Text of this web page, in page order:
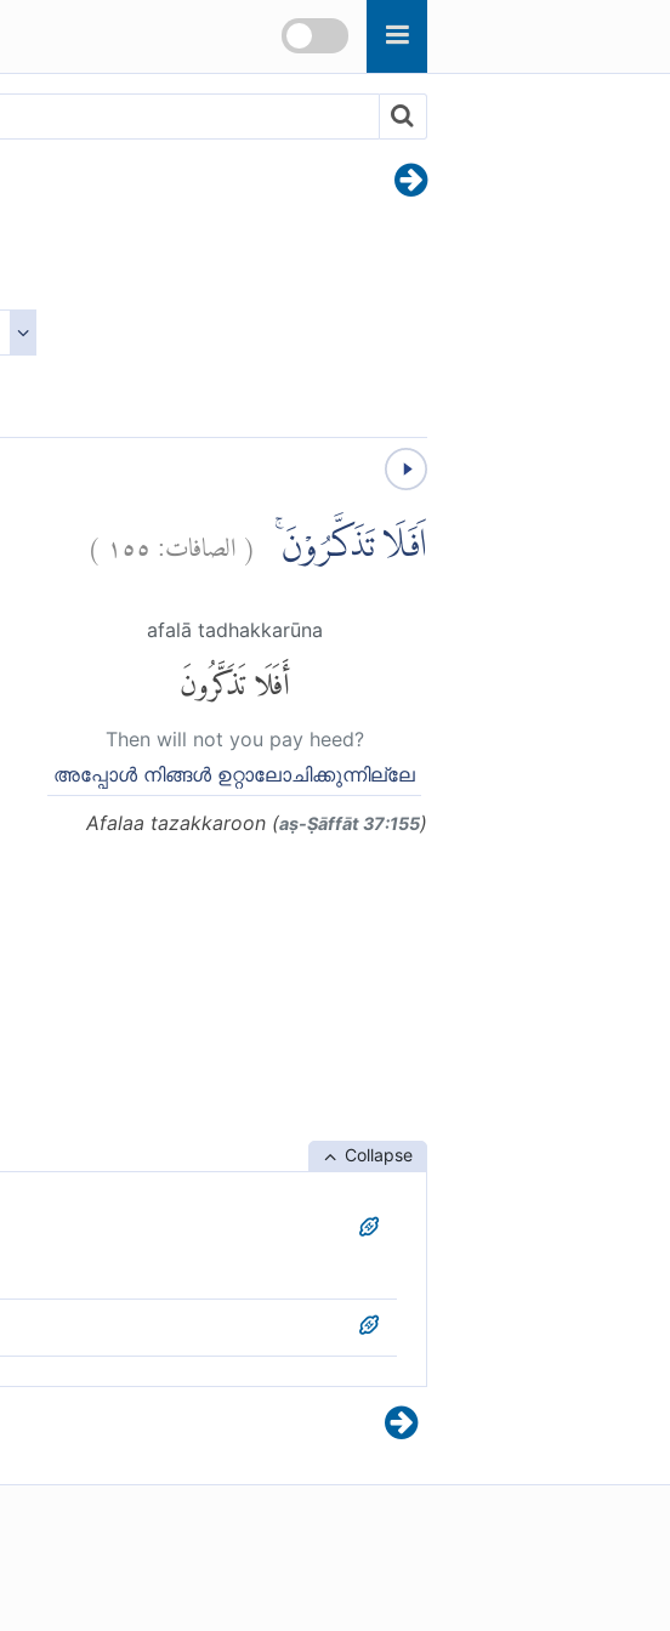
اَفَلَا تَذَكَّرُوْنَۚ (الصافات:١٥٥ )
afalā tadhakkarūna
أَفَلَا تَذَكَّرُونَ
Then will not you pay heed?
അപ്പോള്‍ നിങ്ങള്‍ ഉറ്റാലോചിക്കുന്നില്ലേ
Afalaa tazakkaroon (aṣ-Ṣāffāt 37:155)
Collapse